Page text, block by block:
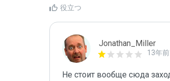
役立つ
Jonathan_Miller
13年前
Не стоит вообще сюда